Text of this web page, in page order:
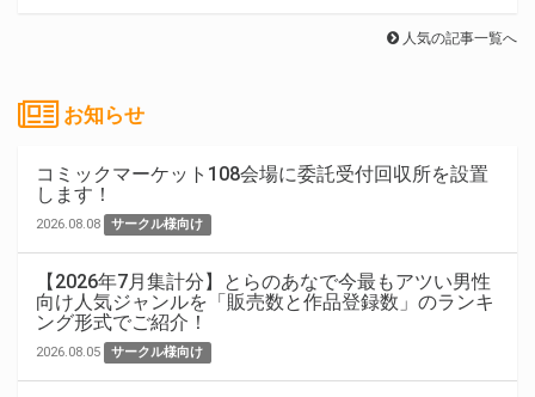
人気の記事一覧へ
お知らせ
コミックマーケット108会場に委託受付回収所を設置
します！
2026.08.08 サークル様向け
【2026年7月集計分】とらのあなで今最もアツい男性
向け人気ジャンルを「販売数と作品登録数」のランキ
ング形式でご紹介！
2026.08.05 サークル様向け